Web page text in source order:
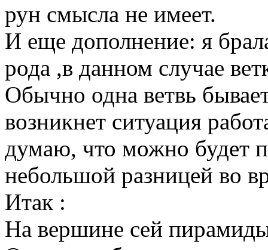
рун смысла не имеет.
И еще дополнение: я
рода ,в данном случае
Обычно одна ветвь
возникнет ситуация
думаю, что можно будет
небольшой разницей во
Итак :
На вершине сей